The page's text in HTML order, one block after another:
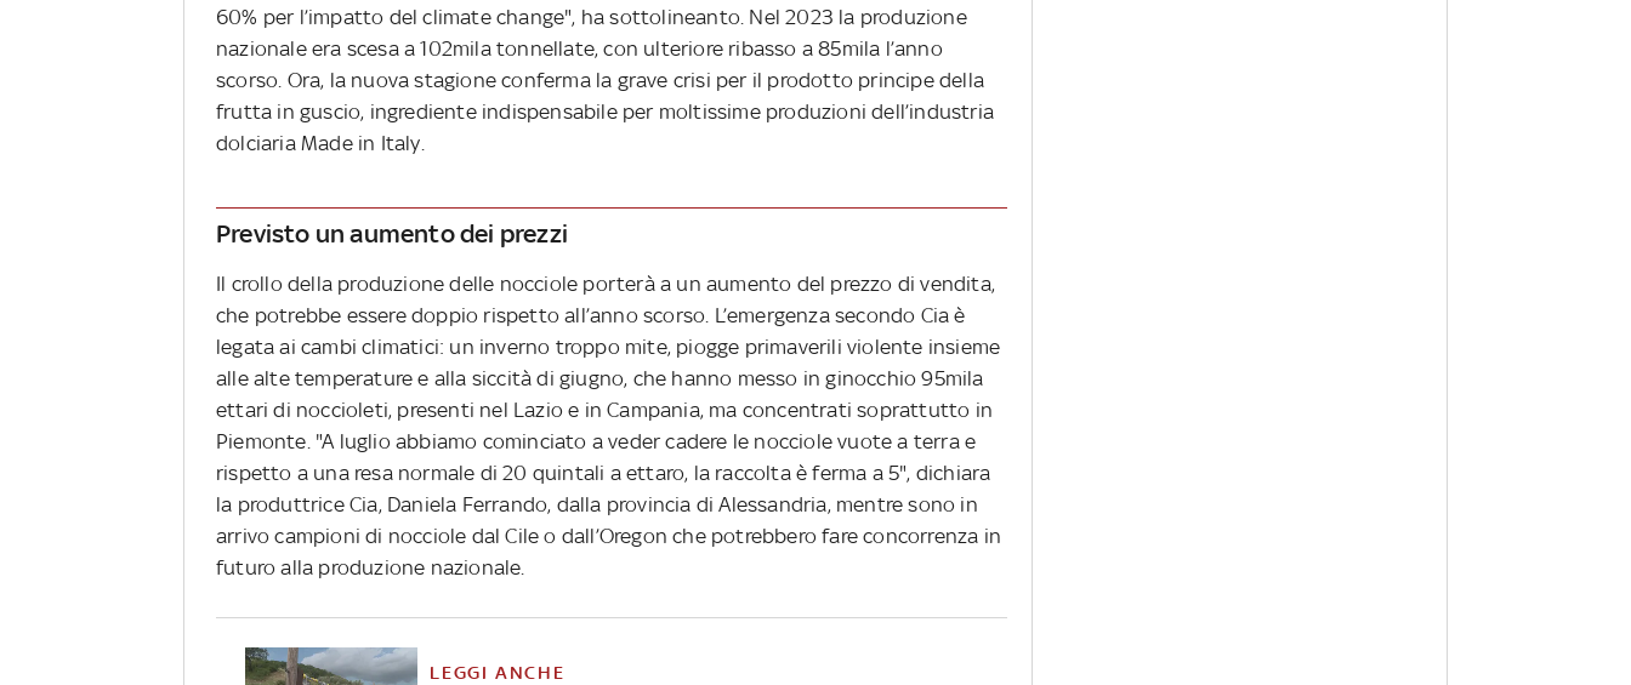
60% per l’impatto del climate change", ha sottolineanto. Nel 2023 la produzione
nazionale era scesa a 102mila tonnellate, con ulteriore ribasso a 85mila l’anno
scorso. Ora, la nuova stagione conferma la grave crisi per il prodotto principe della
frutta in guscio, ingrediente indispensabile per moltissime produzioni dell’industria
dolciaria Made in Italy.
Previsto un aumento dei prezzi
Il crollo della produzione delle nocciole porterà a un aumento del prezzo di vendita,
che potrebbe essere doppio rispetto all’anno scorso. L’emergenza secondo Cia è
legata ai cambi climatici: un inverno troppo mite, piogge primaverili violente insieme
alle alte temperature e alla siccità di giugno, che hanno messo in ginocchio 95mila
ettari di noccioleti, presenti nel Lazio e in Campania, ma concentrati soprattutto in
Piemonte. "A luglio abbiamo cominciato a veder cadere le nocciole vuote a terra e
rispetto a una resa normale di 20 quintali a ettaro, la raccolta è ferma a 5", dichiara
la produttrice Cia, Daniela Ferrando, dalla provincia di Alessandria, mentre sono in
arrivo campioni di nocciole dal Cile o dall’Oregon che potrebbero fare concorrenza in
futuro alla produzione nazionale.
LEGGI ANCHE